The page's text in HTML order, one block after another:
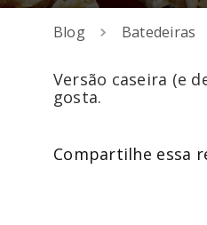
Blog Batedeiras
Versão caseira (e
gosta.
Compartilhe essa